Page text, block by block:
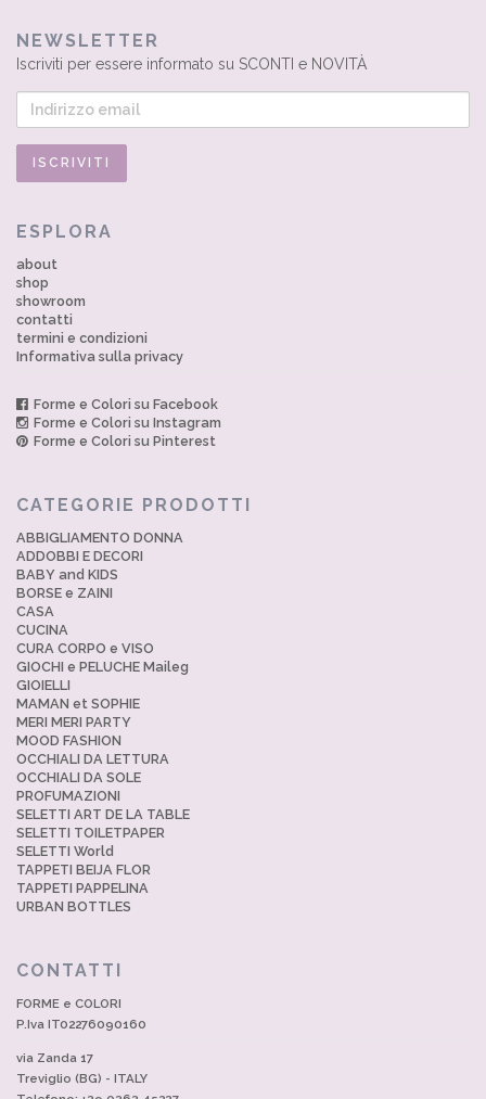
NEWSLETTER
Iscriviti per essere informato su SCONTI e NOVITÀ
ESPLORA
about
shop
showroom
contatti
termini e condizioni
Informativa sulla privacy
Forme e Colori su Facebook
Forme e Colori su Instagram
Forme e Colori su Pinterest
CATEGORIE PRODOTTI
ABBIGLIAMENTO DONNA
ADDOBBI E DECORI
BABY and KIDS
BORSE e ZAINI
CASA
CUCINA
CURA CORPO e VISO
GIOCHI e PELUCHE Maileg
GIOIELLI
MAMAN et SOPHIE
MERI MERI PARTY
MOOD FASHION
OCCHIALI DA LETTURA
OCCHIALI DA SOLE
PROFUMAZIONI
SELETTI ART DE LA TABLE
SELETTI TOILETPAPER
SELETTI World
TAPPETI BEIJA FLOR
TAPPETI PAPPELINA
URBAN BOTTLES
CONTATTI
FORME e COLORI
P.Iva IT02276090160
via Zanda 17
Treviglio (BG) - ITALY